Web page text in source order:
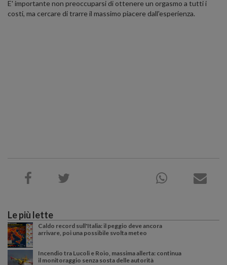
E' importante non preoccuparsi di ottenere un orgasmo a tutti i
costi, ma cercare di trarre il massimo piacere dall'esperienza.
Le più lette
Caldo record sull'Italia: il peggio deve ancora
arrivare, poi una possibile svolta meteo
Incendio tra Lucoli e Roio, massima allerta: continua
il monitoraggio senza sosta delle autorità